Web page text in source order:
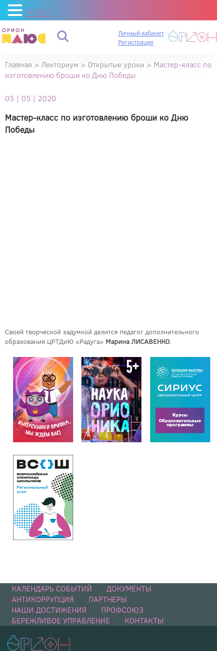
Личный кабинет
Регистрация
Главная > Лекториум > Открытые уроки > Мастер-класс по
изготовлению броши ко Дню Победы
05 | 05 | 2020
Мастер-класс по изготовлению броши ко Дню
Победы
Своей творческой задумкой делится педагог дополнительного
образования ЦРТДиЮ «Радуга» Марина ЛИСАВЕНКО.
КАЛЕНДАРЬ СОБЫТИЙ
ДОКУМЕНТЫ
АНТИКОРРУПЦИЯ
ПАРТНЕРЫ
НАШИ ДОСТИЖЕНИЯ
ПРОФСОЮЗ
БЕРЕЖЛИВОЕ УПРАВЛЕНИЕ
КОНТАКТЫ
MENU